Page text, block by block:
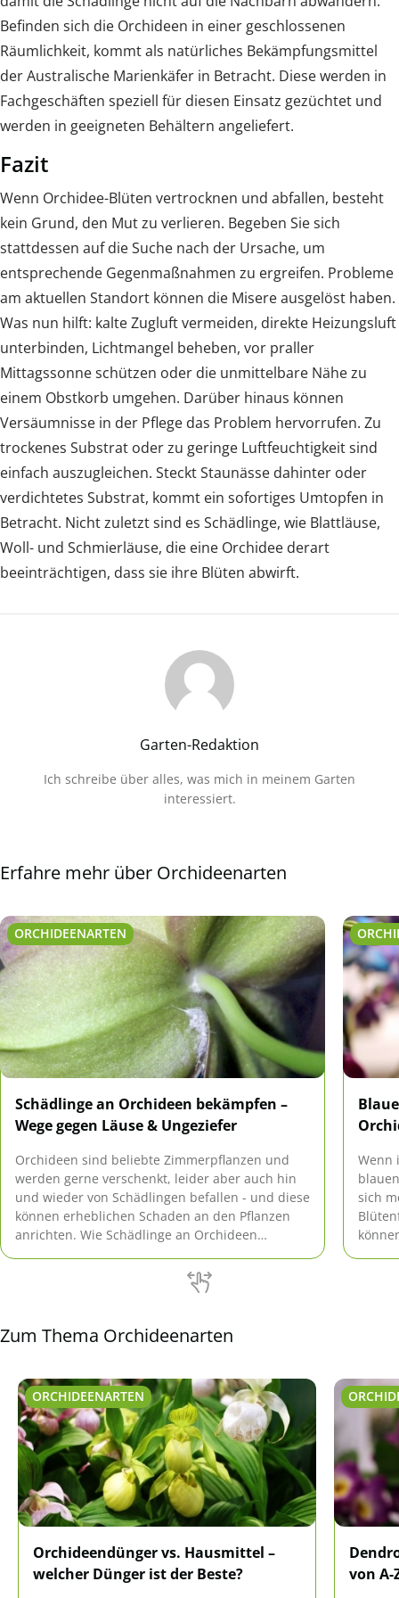
Befinden sich die Orchideen in einer geschlossenen
Räumlichkeit, kommt als natürliches Bekämpfungsmittel
der Australische Marienkäfer in Betracht. Diese werden in
Fachgeschäften speziell für diesen Einsatz gezüchtet und
werden in geeigneten Behältern angeliefert.
Fazit
Wenn Orchidee-Blüten vertrocknen und abfallen, besteht
kein Grund, den Mut zu verlieren. Begeben Sie sich
stattdessen auf die Suche nach der Ursache, um
entsprechende Gegenmaßnahmen zu ergreifen. Probleme
am aktuellen Standort können die Misere ausgelöst haben.
Was nun hilft: kalte Zugluft vermeiden, direkte Heizungsluft
unterbinden, Lichtmangel beheben, vor praller
Mittagssonne schützen oder die unmittelbare Nähe zu
einem Obstkorb umgehen. Darüber hinaus können
Versäumnisse in der Pflege das Problem hervorrufen. Zu
trockenes Substrat oder zu geringe Luftfeuchtigkeit sind
einfach auszugleichen. Steckt Staunässe dahinter oder
verdichtetes Substrat, kommt ein sofortiges Umtopfen in
Betracht. Nicht zuletzt sind es Schädlinge, wie Blattläuse,
Woll- und Schmierläuse, die eine Orchidee derart
beeinträchtigen, dass sie ihre Blüten abwirft.
Garten-Redaktion
Ich schreibe über alles, was mich in meinem Garten
interessiert.
Erfahre mehr über Orchideenarten
ORCHIDEENARTEN
Schädlinge an Orchideen bekämpfen –
Wege gegen Läuse & Ungeziefer
Orchideen sind beliebte Zimmerpflanzen und
werden gerne verschenkt, leider aber auch hin
und wieder von Schädlingen befallen - und diese
können erheblichen Schaden an den Pflanzen
anrichten. Wie Schädlinge an Orchideen
Wenn
sich
Zum Thema Orchideenarten
ORCHIDEENARTEN
Orchideendünger vs. Hausmittel –
welcher Dünger ist der Beste?
von A-